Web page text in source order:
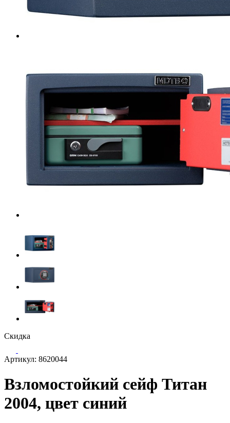
Скидка
Артикул: 8620044
Взломостойкий сейф Титан
2004, цвет синий